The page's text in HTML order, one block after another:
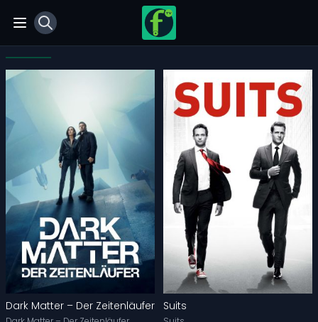
Open main menu
View notifications
Dark Matter – Der Zeitenläufer Suits